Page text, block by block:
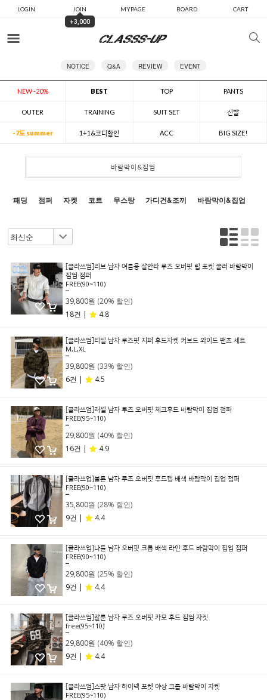
LOGIN JOIN MYPAGE BOARD CART
+3,000
NOTICE Q&A REVIEW EVENT
NEW -20% BEST TOP PANTS
OUTER TRAINING SUIT SET 신발
-7도 summer 1+1&코디할인 ACC BIG SIZE!
바람막이&집업
패딩 점퍼 자켓 코트 무스탕 가디건&조끼 바람막이&집업
[클라쓰업]리브 남자 여름용 살안타 루즈 오버핏 립 포켓 쿨러 바람막이
집업 점퍼
FREE(90~110)
39,800원 (20% 할인)
18건 |
4.8
[클라쓰업]티딜 남자 루즈핏 지퍼 후드자켓 커브드 와이드 팬츠 세트
M,L,XL
39,800원 (33% 할인)
6건 |
4.5
[클라쓰업]러셀 남자 루즈 오버핏 체크후드 바람막이 집업 점퍼
FREE(95~110)
29,800원 (40% 할인)
16건 |
4.9
[클라쓰업]볼튼 남자 루즈 오버핏 후드캡 배색 바람막이 집업 점퍼
FREE(90~110)
35,800원 (28% 할인)
9건 |
4.4
[클라쓰업]나들 남자 오버핏 크롭 배색 라인 후드 바람막이 집업 점퍼
FREE(90~110)
29,800원 (25% 할인)
9건 |
4.4
[클라쓰업]칼툰 남자 루즈 오버핏 카모 후드 집업 자켓
free(95~110)
29,800원 (40% 할인)
9건 |
4.4
[클라쓰업]스팟 남자 하이넥 포켓 야상 크롭 바람막이 자켓
FREE(95~110)